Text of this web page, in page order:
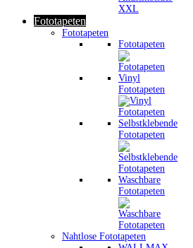
Fototapeten
Fototapeten
Fototapeten
Vinyl
Fototapeten
Selbstklebende
Fototapeten
Waschbare
Fototapeten
Nahtlose Fototapeten